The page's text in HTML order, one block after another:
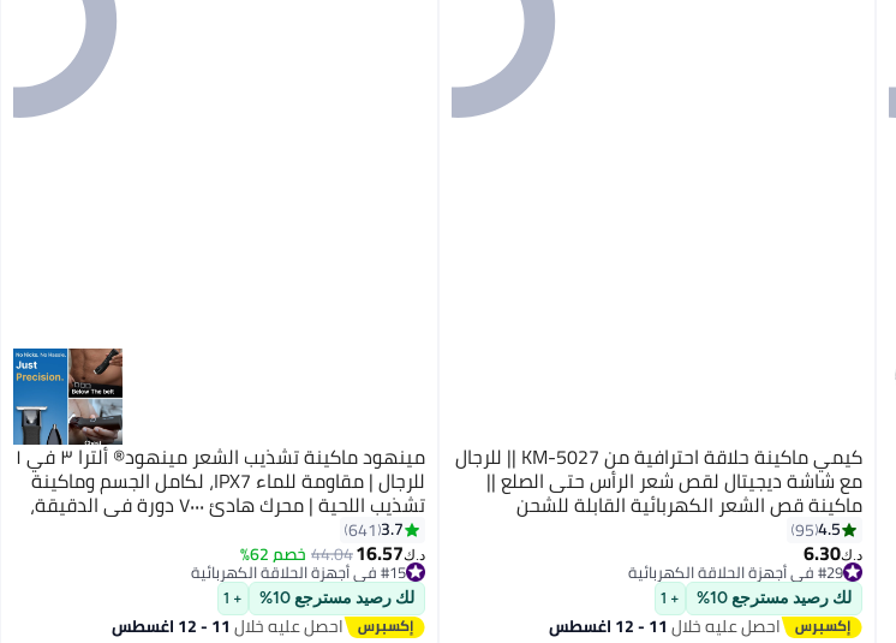
كيمي ماكينة حلاقة احترافية من KM-5027 || للرجال
مع شاشة ديجيتال لقص شعر الرأس حتى الصلع ||
ماكينة قص الشعر الكهربائية القابلة للشحن
(النسخة السعودية)
4.5
95
د.ك‏6.30
#29 في أجهزة الحلاقة الكهربائية
بتخلّص بسرعة
#29 في أجهزة الحلاقة الكهربائية
لك رصيد مسترجع 10% + 1
احصل عليه خلال11 - 12 اغسطس
مينهود ماكينة تشذيب الشعر مينهود® ألترا ٣ في ١
للرجال | مقاومة للماء IPX7، لكامل الجسم وماكينة
تشذيب اللحية | محرك هادئ ٧٠٠٠ دورة في الدقيقة،
دقيقة
3.7
641
د.ك‏16.57
44.04 خصم 62% #15 في أجهزة الحلاقة الكهربائية
أقل سعر في 30 يوم
#15 في أجهزة الحلاقة الكهربائية
لك رصيد مسترجع 10% + 1
احصل عليه خلال11 - 12 اغسطس